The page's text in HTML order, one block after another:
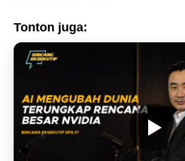
Tonton juga: